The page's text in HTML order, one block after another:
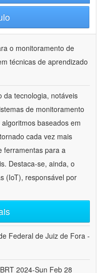
o monitoramento de
técnicas de aprendizado
da tecnologia, notáveis
de monitoramento
baseados em
cada vez mais
ferramentas para a
Destaca-se, ainda, o
(IoT), responsável por
Federal de Juiz de Fora -
2024-Sun Feb 28